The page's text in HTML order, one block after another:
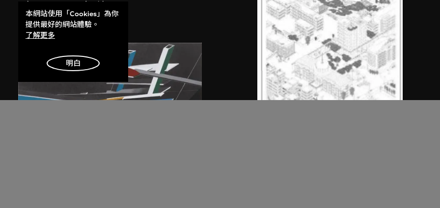
（1979–1982）繪圖
1980
本網站使用「Cookies」為你
提供最好的網站體驗。
了解更多
明白